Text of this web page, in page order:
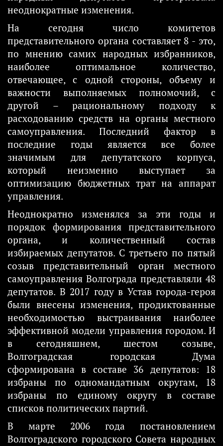
неоднократные изменения.
На сегодня число комитетов
представительного органа составляет 8 - это,
по мнению самих народных избранников,
наиболее оптимальное количество,
отвечающее, с одной стороны, объему и
важности выполняемых полномочий, с
другой – рациональному подходу к
расходованию средств на органы местного
самоуправления. Последний фактор в
последние годы является все более
значимым для депутатского корпуса,
который неизменно выступает за
оптимизацию бюджетных трат на аппарат
управления.
Неоднократно изменялся за эти годы и
порядок формирования представительного
органа, и количественный состав
избираемых депутатов. С третьего по пятый
созыв представительный орган местного
самоуправления Волгограда представляли 48
депутатов. В 2017 году в Устав города-героя
были внесены изменения, продиктованные
необходимостью выстраивания наиболее
эффективной модели управления городом. И
в сегодняшнем, шестом созыве,
Волгоградская городская Дума
сформирована в составе 36 депутатов: 18
избраны по одномандатным округам, 18
избраны по единому округу в составе
списков политических партий.
В марте 2006 года постановлением
Волгоградского городского Совета народных